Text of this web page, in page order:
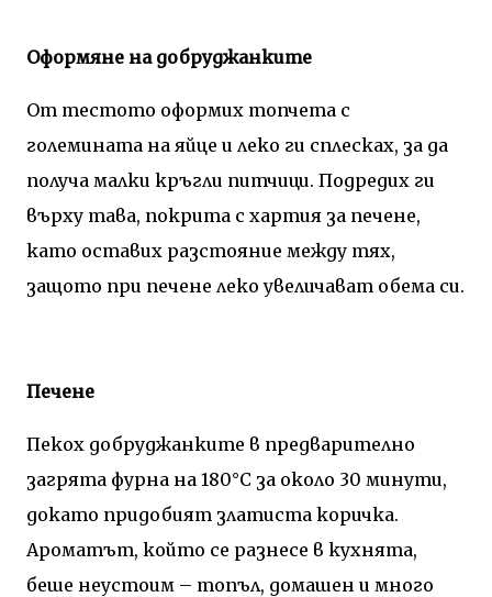
Оформяне на добруджанките
От тестото оформих топчета с
големината на яйце и леко ги сплесках, за да
получа малки кръгли питчици. Подредих ги
върху тава, покрита с хартия за печене,
като оставих разстояние между тях,
защото при печене леко увеличават обема си.
Печене
Пекох добруджанките в предварително
загрята фурна на 180°C за около 30 минути,
докато придобият златиста коричка.
Ароматът, който се разнесе в кухнята,
беше неустоим – топъл, домашен и много